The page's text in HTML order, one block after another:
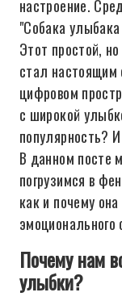
настроение.
"Собака
Этот простой,
стал настоящим
цифровом
с широкой
популярность?
В данном посте
погрузимся в
как и почему
эмоционального
Почему нам
улыбки?